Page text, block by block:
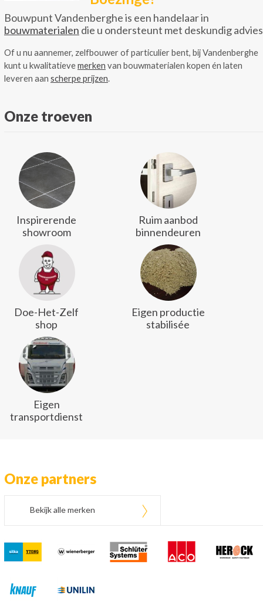
Bouwpunt Vandenberghe is een handelaar in
bouwmaterialen die u ondersteunt met deskundig
Of u nu aannemer, zelfbouwer of particulier bent, bij Vandenberghe
kunt u kwalitatievemerken van bouwmaterialen kopen én laten
leveren aan scherpe prijzen.
Onze troeven
Inspirerende
showroom
Ruim aanbod
binnendeuren
Doe-Het-Zelf
shop
Eigen productie
stabilisée
Eigen
transportdienst
Onze partners
Bekijk alle merken